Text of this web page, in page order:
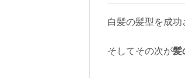
白髪の髪型を成功
そしてその次が髪